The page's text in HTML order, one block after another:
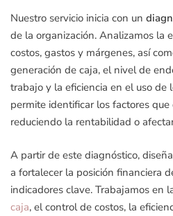
Nuestro servicio inicia con un
de la organización. Analizamos la
costos, gastos y márgenes, así
generación de caja, el nivel de
trabajo y la eficiencia en el uso de
permite identificar los factores
reduciendo la rentabilidad o
A partir de este diagnóstico,
a fortalecer la posición financiera
indicadores clave. Trabajamos en
caja, el control de costos, la